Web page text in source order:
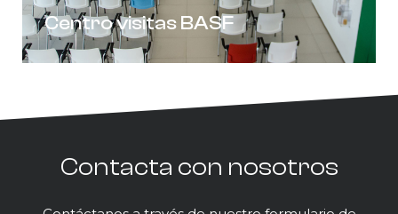
Centro visitas BASF
Contacta con nosotros